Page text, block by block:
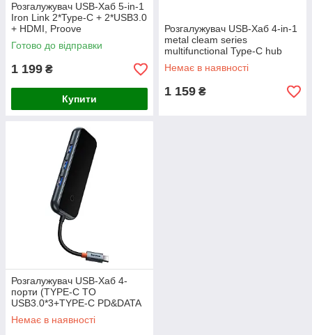
Розгалужувач USB-Хаб 5-in-1
Iron Link 2*Type-C + 2*USB3.0
+ HDMI, Proove
HBIL00222024
Готово до відправки
1 199 ₴
Купити
Розгалужувач USB-Хаб 4-in-1
metal cleam series
multifunctional Type-C hub
docking station gray Baseus
WKWG070113
Немає в наявності
1 159 ₴
Розгалужувач USB-Хаб 4-
порти (TYPE-C TO
USB3.0*3+TYPE-C PD&DATA
*1) док-станція Baseus DARK
GRAY (WKJZ010013)
Немає в наявності